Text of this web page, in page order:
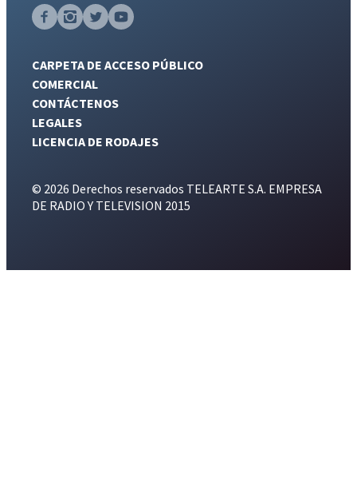
CARPETA DE ACCESO PÚBLICO
COMERCIAL
CONTÁCTENOS
LEGALES
LICENCIA DE RODAJES
© 2026 Derechos reservados TELEARTE S.A. EMPRESA
DE RADIO Y TELEVISION 2015